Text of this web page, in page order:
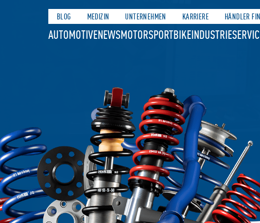
BLOG MEDIZIN UNTERNEHMEN KARRIERE HÄNDLER
AUTOMOTIVENEWSMOTORSPORTBIKEINDUSTRIE